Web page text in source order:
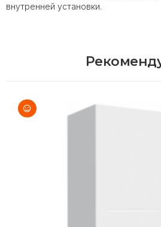
внутренней установки.